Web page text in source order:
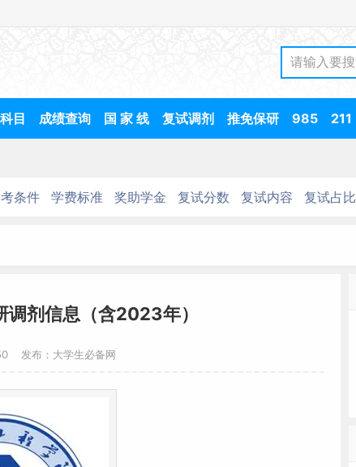
目 成绩查询 国 家 线 复试调剂 推免保研 985 211
条件 学费标准 奖助学金 复试分数 复试内容 复试占比
剂信息（含2023年）
发布：大学生必备网